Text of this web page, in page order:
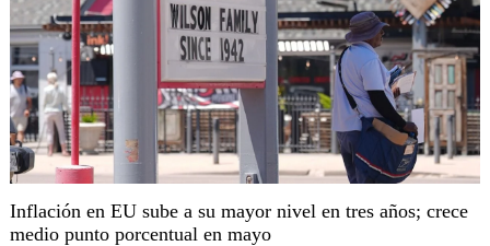
Inflación en EU sube a su mayor nivel en tres años; crece
medio punto porcentual en mayo